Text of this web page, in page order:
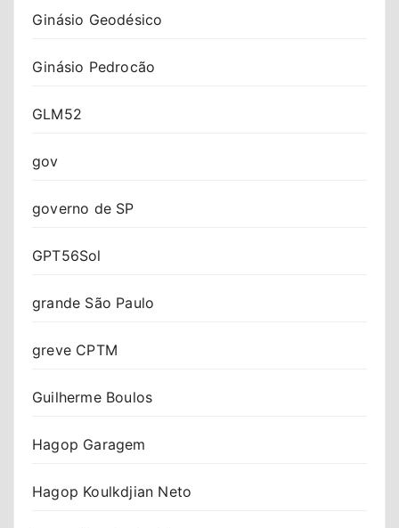
Ginásio Geodésico
Ginásio Pedrocão
GLM52
gov
governo de SP
GPT56Sol
grande São Paulo
greve CPTM
Guilherme Boulos
Hagop Garagem
Hagop Koulkdjian Neto